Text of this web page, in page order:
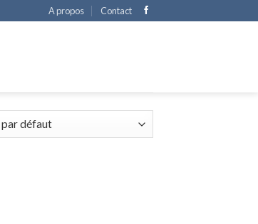
A propos Contact